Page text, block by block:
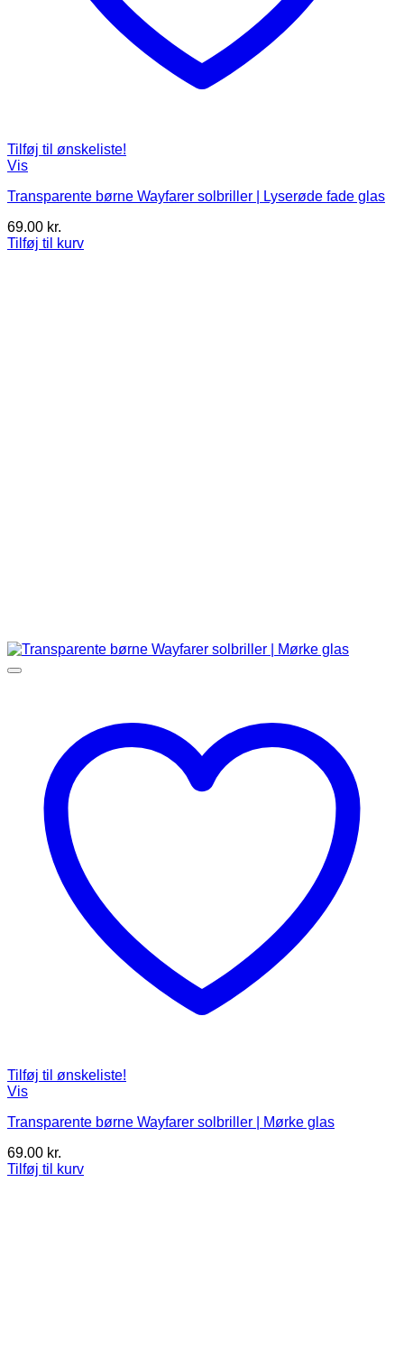
Tilføj til ønskeliste!
Vis
Transparente børne Wayfarer solbriller | Lyserøde fade glas
69.00 kr.
Tilføj til kurv
Tilføj til ønskeliste!
Vis
Transparente børne Wayfarer solbriller | Mørke glas
69.00 kr.
Tilføj til kurv